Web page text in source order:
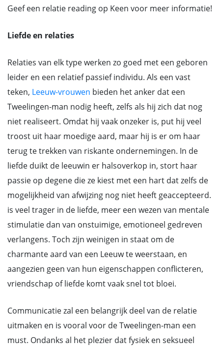
Geef een relatie reading op Keen voor meer informatie!
Liefde en relaties
Relaties van elk type werken zo goed met een geboren
leider en een relatief passief individu. Als een vast
teken, Leeuw-vrouwen bieden het anker dat een
Tweelingen-man nodig heeft, zelfs als hij zich dat nog
niet realiseert. Omdat hij vaak onzeker is, put hij veel
troost uit haar moedige aard, maar hij is er om haar
terug te trekken van riskante ondernemingen. In de
liefde duikt de leeuwin er halsoverkop in, stort haar
passie op degene die ze kiest met een hart dat zelfs de
mogelijkheid van afwijzing nog niet heeft geaccepteerd.
is veel trager in de liefde, meer een wezen van mentale
stimulatie dan van onstuimige, emotioneel gedreven
verlangens. Toch zijn weinigen in staat om de
charmante aard van een Leeuw te weerstaan, en
aangezien geen van hun eigenschappen conflicteren,
vriendschap of liefde komt vaak snel tot bloei.
Communicatie zal een belangrijk deel van de relatie
uitmaken en is vooral voor de Tweelingen-man een
must. Ondanks al het plezier dat fysiek en seksueel